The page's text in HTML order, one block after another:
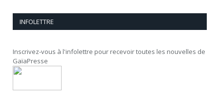
INFOLETTRE
Inscrivez-vous à l'infolettre pour recevoir toutes les nouvelles de
GaïaPresse